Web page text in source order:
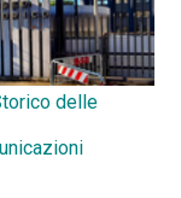
delle